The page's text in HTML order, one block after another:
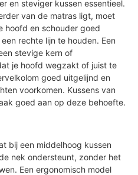
en steviger kussen essentieel.
van de matras ligt, moet
hoofd en schouder goed
rechte lijn te houden. Een
stevige kern of
je hoofd wegzakt of juist te
goed uitgelijnd en
voorkomen. Kussens van
goed aan op deze behoefte.
bij een middelhoog kussen
nek ondersteunt, zonder het
Een ergonomisch model